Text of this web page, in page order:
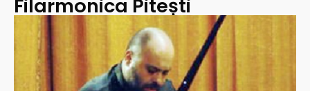
Filarmonica Pitești